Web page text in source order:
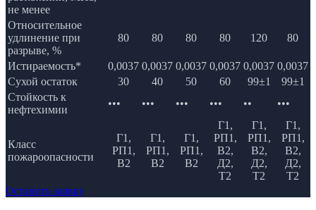
не менее
Относительное
удлинение при
разрыве, %
80 80 80 80 120 80
Истираемость* 0,0037 0,0037 0,0037 0,0037 0,0037 0,0037
Сухой остаток
30 40 50 60 99±1
99±1
Стойкость к
нефтехимии
••• ••• ••• ••• •• •••
Класс
пожароопасности
Г1,
РП1,
В2
Г1,
РП1,
В2
Г1,
РП1,
В2
Г1,
РП1,
В2,
Д2,
Т2
Г1,
РП1,
В2,
Д2,
Т2
Г1,
РП1,
В2,
Д2,
Т2
Оставить заявку